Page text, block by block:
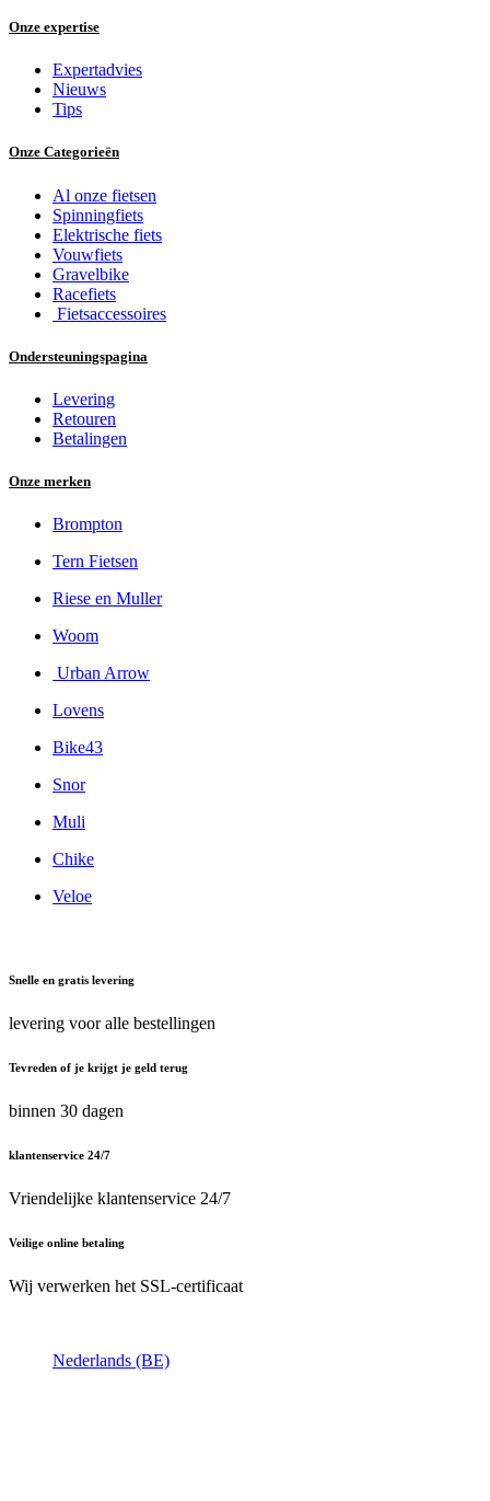
Onze expertise
Expertadvies
Nieuws
Tips
Onze Categorieën
Al onze fietsen
Spinningfiets
Elektrische fiets
Vouwfiets
Gravelbike
Racefiets
Fietsaccessoires
Ondersteuningspagina
Levering
Retouren
Betalingen
Onze merken
Brompton
Tern Fietsen
Riese en Muller
Woom
Urban Arrow
Lovens
Bike43
Snor
Muli
Chike
Veloe
Snelle en gratis levering
levering voor alle bestellingen
Tevreden of je krijgt je geld terug
binnen 30 dagen
klantenservice 24/7
Vriendelijke klantenservice 24/7
Veilige online betaling
Wij verwerken het SSL-certificaat
Nederlands (BE)